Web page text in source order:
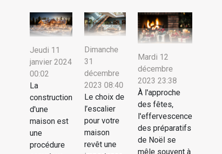
Jeudi 11
janvier 2024
00:02
La
construction
d'une
maison est
une
procédure
Dimanche
31
décembre
2023 08:40
Le choix de
l’escalier
pour votre
maison
revêt une
Mardi 12
décembre
2023 23:38
À l'approche
des fêtes,
l'effervescence
des préparatifs
de Noël se
mêle souvent à